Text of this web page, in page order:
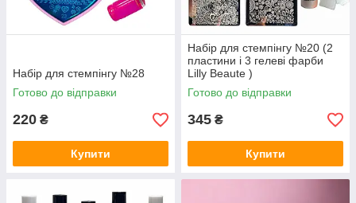
Набір для стемпінгу №28
Готово до відправки
220 ₴
Купити
Набір для стемпінгу №20 (2
пластини і 3 гелеві фарби
Lilly Beaute )
Готово до відправки
345 ₴
Купити